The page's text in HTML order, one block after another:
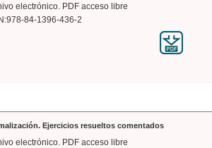
electrónico. PDF acceso libre
84-1396-436-2
Ejercicios resueltos comentados
electrónico. PDF acceso libre